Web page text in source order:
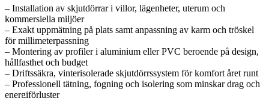
– Installation av skjutdörrar i villor, lägenheter, uterum och
kommersiella miljöer
– Exakt uppmätning på plats samt anpassning av karm och tröskel
för millimeterpassning
– Montering av profiler i aluminium eller PVC beroende på design,
hållfasthet och budget
– Driftssäkra, vinterisolerade skjutdörrssystem för komfort året runt
– Professionell tätning, fogning och isolering som minskar drag och
energiförluster